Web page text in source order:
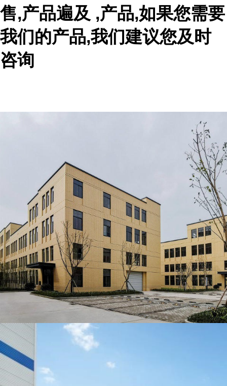
售,产品遍及 ,产品,如果您需要
我们的产品,我们建议您及时
咨询